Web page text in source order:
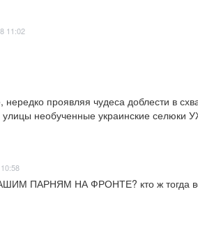
11:02
проявляя чудеса доблести в
улицы необученные украинские
ПАРНЯМ НА ФРОНТЕ? кто ж тогда